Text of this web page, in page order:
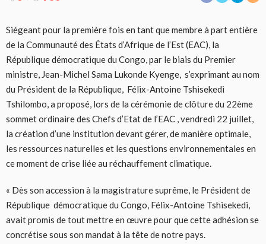
Siégeant pour la première fois en tant que membre à part entière
de la Communauté des États d’Afrique de l’Est (EAC), la
République démocratique du Congo, par le biais du Premier
ministre, Jean-Michel Sama Lukonde Kyenge, s’exprimant au nom
du Président de la République, Félix-Antoine Tshisekedi
Tshilombo, a proposé, lors de la cérémonie de clôture du 22ème
sommet ordinaire des Chefs d’Etat de l’EAC , vendredi 22 juillet,
la création d’une institution devant gérer, de manière optimale,
les ressources naturelles et les questions environnementales en
ce moment de crise liée au réchauffement climatique.
« Dès son accession à la magistrature suprême, le Président de
République démocratique du Congo, Félix-Antoine Tshisekedi,
avait promis de tout mettre en œuvre pour que cette adhésion se
concrétise sous son mandat à la tête de notre pays.